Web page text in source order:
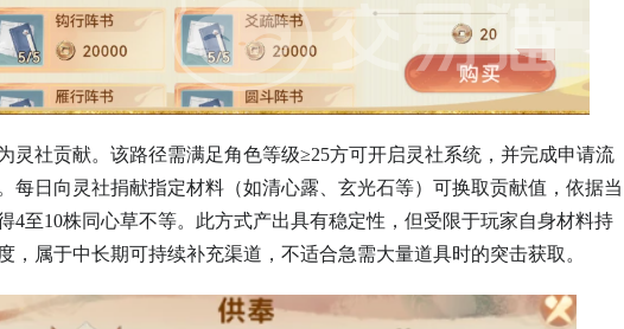
灵社贡献。该路径需满足角色等级≥25方可开启灵社系统，并完成申请流
每日向灵社捐献指定材料（如清心露、玄光石等）可换取贡献值，依据当
4至10株同心草不等。此方式产出具有稳定性，但受限于玩家自身材料持
，属于中长期可持续补充渠道，不适合急需大量道具时的突击获取。